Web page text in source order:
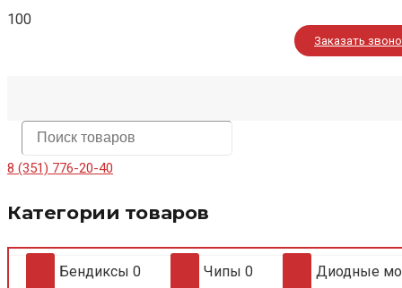
Заказать
8 (351) 776-20-40
Категории товаров
Бендиксы 0 Чипы 0 Диодные